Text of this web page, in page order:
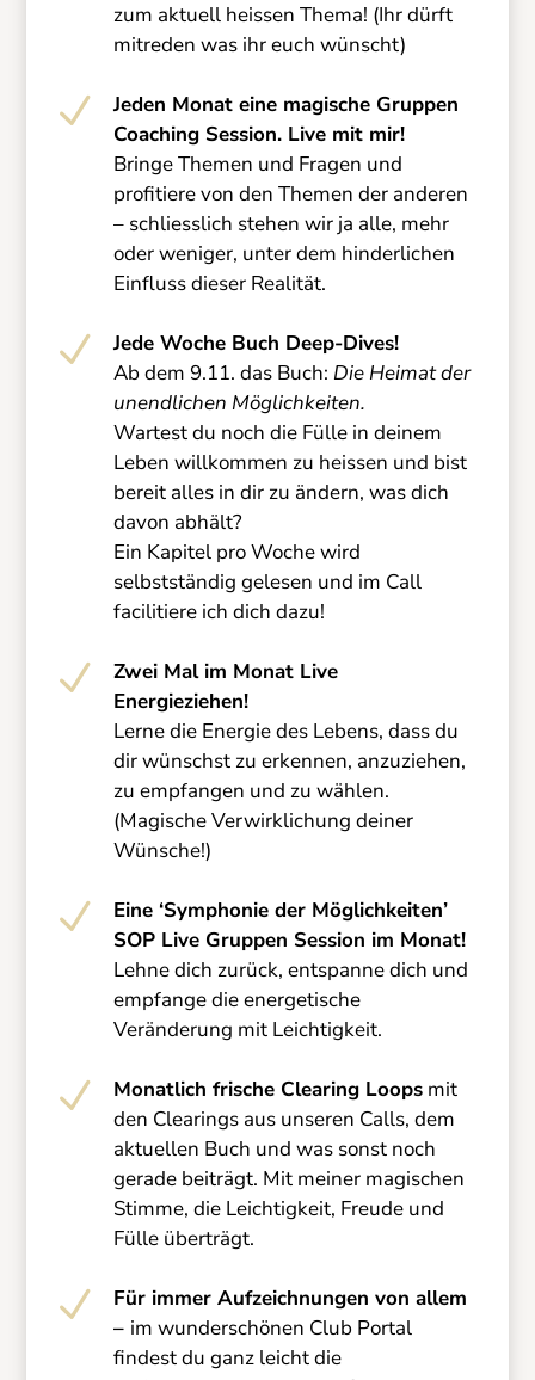
zum aktuell heissen Thema! (Ihr dürft
mitreden was ihr euch wünscht)
N
Jeden Monat eine magische Gruppen
Coaching Session. Live mit mir!
Bringe Themen und Fragen und
profitiere von den Themen der anderen
– schliesslich stehen wir ja alle, mehr
oder weniger, unter dem hinderlichen
Einfluss dieser Realität.
N
Jede Woche Buch Deep-Dives!
Ab dem 9.11. das Buch: Die Heimat der
unendlichen Möglichkeiten.
Wartest du noch die Fülle in deinem
Leben willkommen zu heissen und bist
bereit alles in dir zu ändern, was dich
davon abhält?
Ein Kapitel pro Woche wird
selbstständig gelesen und im Call
facilitiere ich dich dazu!
N
Zwei Mal im Monat Live
Energieziehen!
Lerne die Energie des Lebens, dass du
dir wünschst zu erkennen, anzuziehen,
zu empfangen und zu wählen.
(Magische Verwirklichung deiner
Wünsche!)
N
Eine ‘Symphonie der Möglichkeiten’
SOP Live Gruppen Session im Monat!
Lehne dich zurück, entspanne dich und
empfange die energetische
Veränderung mit Leichtigkeit.
N Monatlich frische Clearing Loopsmit
den Clearings aus unseren Calls, dem
aktuellen Buch und was sonst noch
gerade beiträgt. Mit meiner magischen
Stimme, die Leichtigkeit, Freude und
Fülle überträgt.
N
Für immer Aufzeichnungen von allem
– im wunderschönen Club Portal
findest du ganz leicht die